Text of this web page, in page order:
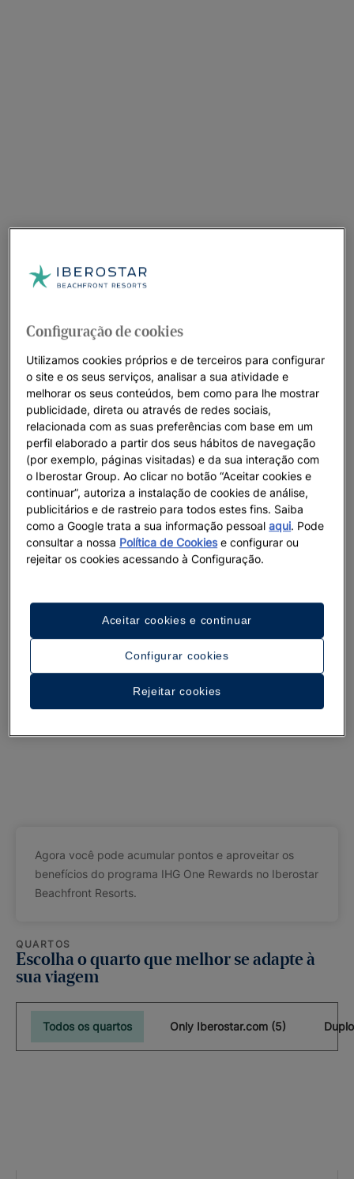
Um passeio pelo hotel
Ver 31 imagens e vídeos
Agora você pode acumular pontos e aproveitar os
benefícios do programa IHG One Rewards no Iberostar
Beachfront Resorts.
QUARTOS
Escolha o quarto que melhor se adapte à
sua viagem
Todos os quartos Only Iberostar.com (5)
Configuração de cookies
Utilizamos cookies próprios e de terceiros para configurar
o site e os seus serviços, analisar a sua atividade e
melhorar os seus conteúdos, bem como para lhe mostrar
publicidade, direta ou através de redes sociais,
relacionada com as suas preferências com base em um
perfil elaborado a partir dos seus hábitos de navegação
(por exemplo, páginas visitadas) e da sua interação com
o Iberostar Group. Ao clicar no botão “Aceitar cookies e
continuar”, autoriza a instalação de cookies de análise,
publicitários e de rastreio para todos estes fins. Saiba
como a Google trata a sua informação pessoalaqui. Pode
consultar a nossa Política de Cookiese configurar ou
rejeitar os cookies acessando à Configuração.
Configurar cookies
Rejeitar cookies
Aceitar cookies e continuar